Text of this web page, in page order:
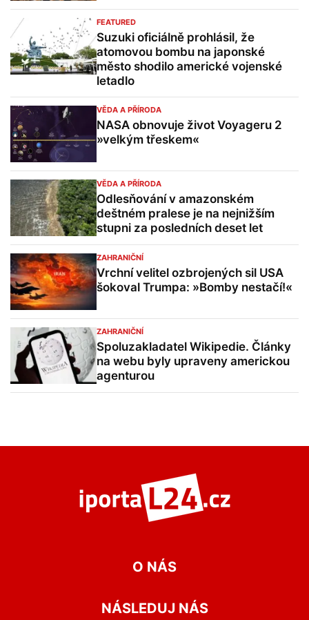
FEATURED
Suzuki oficiálně prohlásil, že
atomovou bombu na japonské
město shodilo americké vojenské
letadlo
VĚDA A PŘÍRODA
NASA obnovuje život Voyageru 2
»velkým třeskem«
VĚDA A PŘÍRODA
Odlesňování v amazonském
deštném pralese je na nejnižším
stupni za posledních deset let
ZAHRANIČNÍ
Vrchní velitel ozbrojených sil USA
šokoval Trumpa: »Bomby nestačí!«
ZAHRANIČNÍ
Spoluzakladatel Wikipedie. Články
na webu byly upraveny americkou
agenturou
O NÁS
NÁSLEDUJ NÁS